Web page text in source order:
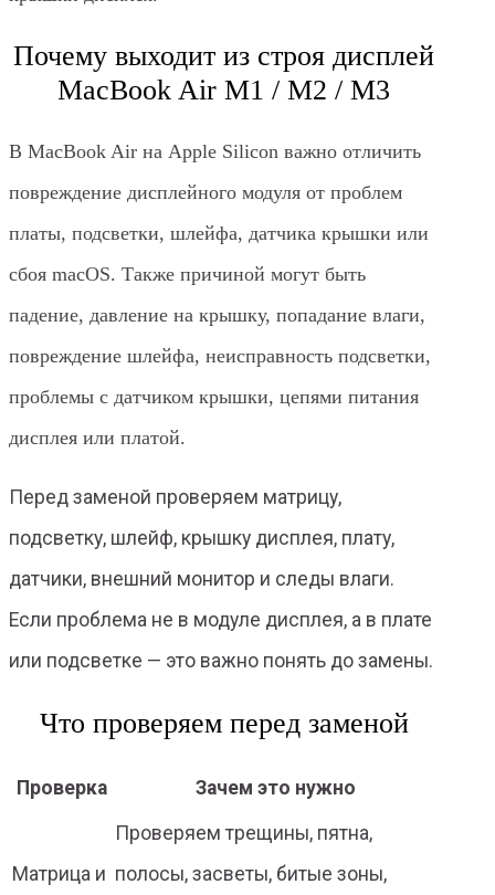
Почему выходит из строя дисплей
MacBook Air M1 / M2 / M3
В MacBook Air на Apple Silicon важно отличить
повреждение дисплейного модуля от проблем
платы, подсветки, шлейфа, датчика крышки или
сбоя macOS. Также причиной могут быть
падение, давление на крышку, попадание влаги,
повреждение шлейфа, неисправность подсветки,
проблемы с датчиком крышки, цепями питания
дисплея или платой.
Перед заменой проверяем матрицу,
подсветку, шлейф, крышку дисплея, плату,
датчики, внешний монитор и следы влаги.
Если проблема не в модуле дисплея, а в плате
или подсветке — это важно понять до замены.
Что проверяем перед заменой
Проверка Зачем это нужно
Матрица и
Проверяем трещины, пятна,
полосы, засветы, битые зоны,